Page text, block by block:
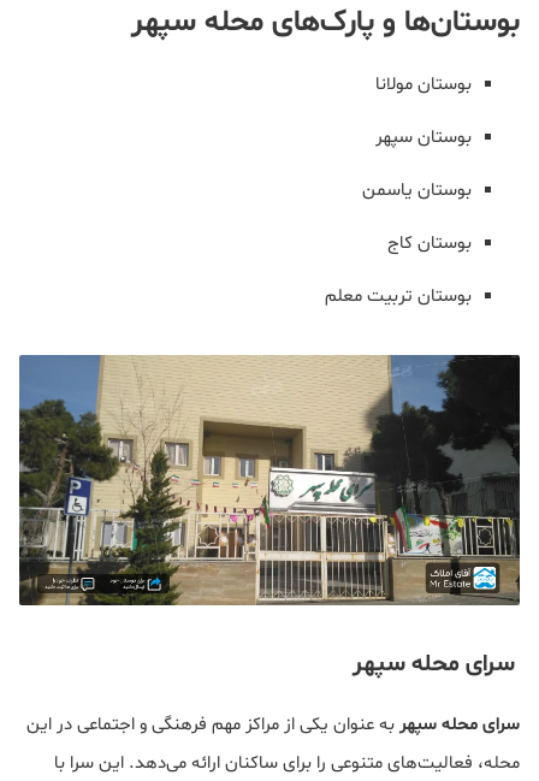
بوستان‌ها و پارک‌های محله سپهر
بوستان مولانا
بوستان سپهر
بوستان یاسمن
بوستان کاج
بوستان تربیت معلم
سرای محله سپهر
سرای محله سپهربه عنوان یکی از مراکز مهم فرهنگی و اجتماعی در این
محله، فعالیت‌های متنوعی را برای ساکنان ارائه می‌دهد. این سرا با